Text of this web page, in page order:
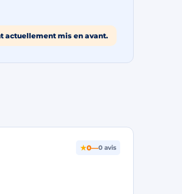
actuellement mis en avant.
★0—0 avis